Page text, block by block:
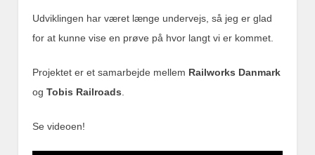
Udviklingen har været længe undervejs, så jeg er glad
for at kunne vise en prøve på hvor langt vi er kommet.
Projektet er et samarbejde mellem Railworks Danmark
ogTobis Railroads
Se videoen!